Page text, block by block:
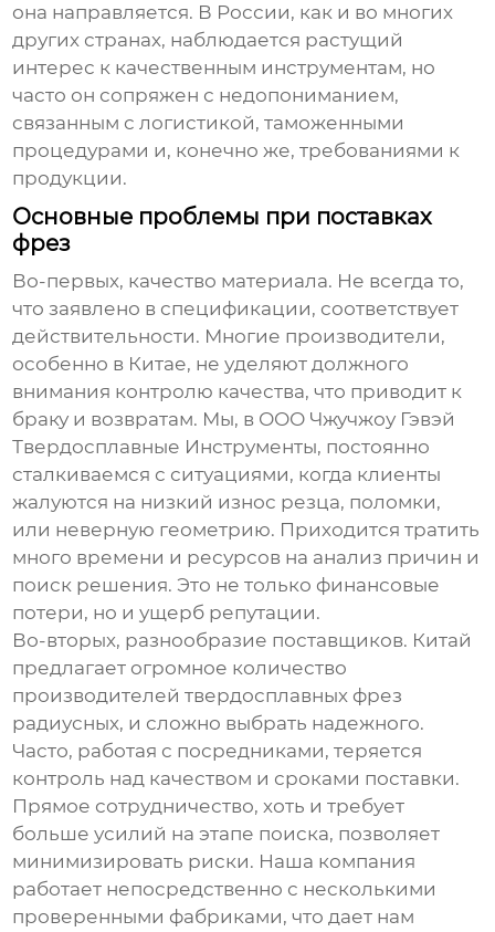
она направляется. В России, как и во многих
других странах, наблюдается растущий
интерес к качественным инструментам, но
часто он сопряжен с недопониманием,
связанным с логистикой, таможенными
процедурами и, конечно же, требованиями к
продукции.
Основные проблемы при поставках
фрез
Во-первых, качество материала. Не всегда то,
что заявлено в спецификации, соответствует
действительности. Многие производители,
особенно в Китае, не уделяют должного
внимания контролю качества, что приводит к
браку и возвратам. Мы, в ООО Чжучжоу Гэвэй
Твердосплавные Инструменты, постоянно
сталкиваемся с ситуациями, когда клиенты
жалуются на низкий износ резца, поломки,
или неверную геометрию. Приходится тратить
много времени и ресурсов на анализ причин и
поиск решения. Это не только финансовые
потери, но и ущерб репутации.
Во-вторых, разнообразие поставщиков. Китай
предлагает огромное количество
производителейтвердосплавных фрез
радиусных, и сложно выбрать надежного.
Часто, работая с посредниками, теряется
контроль над качеством и сроками поставки.
Прямое сотрудничество, хоть и требует
больше усилий на этапе поиска, позволяет
минимизировать риски. Наша компания
работает непосредственно с несколькими
проверенными фабриками, что дает нам